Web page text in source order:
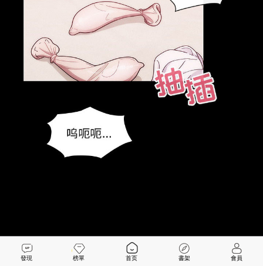
發現 榜單 首页 書架 會員